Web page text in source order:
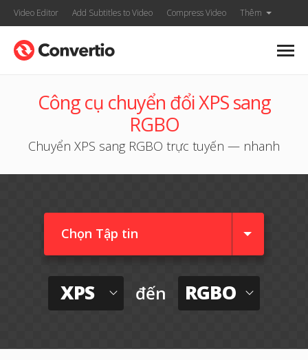
Video Editor Add Subtitles to Video Compress Video Thêm
Công cụ chuyển đổi XPS sang
RGBO
Chuyển XPS sang RGBO trực tuyến — nhanh
Chọn Tập tin
XPS đến RGBO